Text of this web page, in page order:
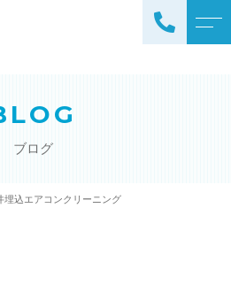
よくある質問
ブログ
ブログ
埋込エアコンクリーニング